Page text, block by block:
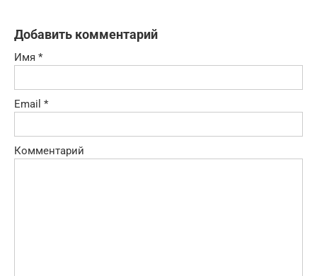
Добавить комментарий
Имя *
Email *
Комментарий